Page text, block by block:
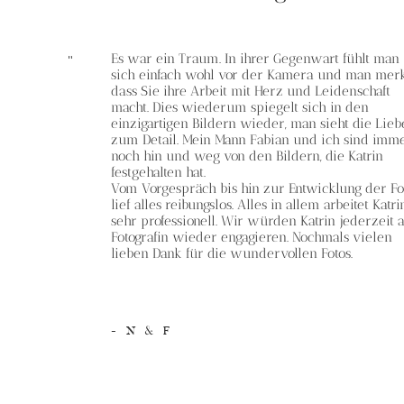
Es war ein Traum. In ihrer Gegenwart fühlt man
sich einfach wohl vor der Kamera und man
dass Sie ihre Arbeit mit Herz und Leidenschaft
macht. Dies wiederum spiegelt sich in den
einzigartigen Bildern wieder, man sieht die
zum Detail. Mein Mann Fabian und ich sind
noch hin und weg von den Bildern, die Katrin
festgehalten hat.
Vom Vorgespräch bis hin zur Entwicklung der
lief alles reibungslos. Alles in allem arbeitet
sehr professionell. Wir würden Katrin jederzeit
Fotografin wieder engagieren. Nochmals vielen
lieben Dank für die wundervollen Fotos.
- N & F
Es war ein tolles Paar-Shooting in sehr lustiger,
ungezwungener, ungestellter Atmosphäre. Wir
haben uns sehr wohl gefühlt und die Bilder
spiegeln dies auch sehr schön wieder. Unsere
Erwartungen wurden weit übertroffen, weshalb
jederzeit wieder Bilder von Katrin machen
würden. Auf diesem Wege nochmal ein
Dankeschön für die tollen Aufnahmen.